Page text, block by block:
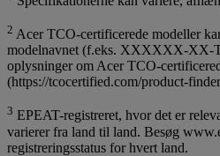
2 Acer TCO-certificerede modeller
modelnavnet (f.eks. XXXXXX-XX-
oplysninger om Acer TCO-
(https://tcocertified.com/product-
3 EPEAT-registreret, hvor det er
varierer fra land til land. Besøg
registreringsstatus for hvert land.